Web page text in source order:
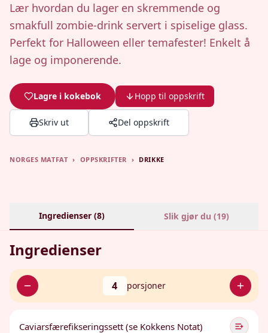
Lær hvordan du lager en skremmende og
smakfull zombie-drink servert i spiselige glass.
Perfekt for Halloween eller temafester! Enkelt å
lage og imponerende.
Lagre i kokebok Hopp til oppskrift
Skriv ut Del oppskrift
NORGES MATFAT › OPPSKRIFTER › DRIKKE
Ingredienser (8) Slik gjør du (19)
Ingredienser
4 porsjoner
Caviarsfærefikseringssett (se Kokkens Notat)